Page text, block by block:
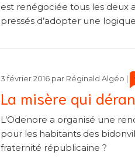
est renégociée tous les deux
pressés d’adopter une
La misère qui
3 février 2016 par Réginald Algéo
L’Odenore a organisé une
pour les habitants des
fraternité républicaine ?